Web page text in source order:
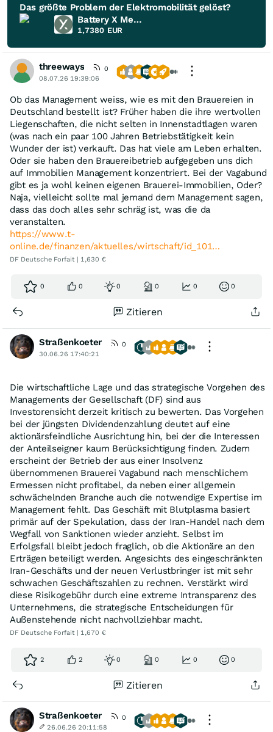
Das größte Problem der Elektromobilität gelöst?
Battery X Metals
1,7380 EUR
threeways
0
08.07.26 19:39:06
Ob das Management weiss, wie es mit den Brauereien in
Deutschland bestellt ist? Früher haben die ihre wertvollen
Liegenschaften, die nicht selten in Innenstadtlagen waren
(was nach ein paar 100 Jahren Betriebstätigkeit kein
Wunder der ist) verkauft. Das hat viele am Leben erhalten.
Oder sie haben den Brauereibetrieb aufgegeben uns dich
auf Immobilien Management konzentriert. Bei der Vagabund
gibt es ja wohl keinen eigenen Brauerei-Immobilien, Oder?
Naja, vielleicht sollte mal jemand dem Management sagen,
dass das doch alles sehr schräg ist, was die da
veranstalten.
https://www.t-
online.de/finanzen/aktuelles/wirtschaft/id_101…
DF Deutsche Forfait | 1,630 €
0 0 0 0 0 0
Zitieren
Straßenkoeter
0
30.06.26 17:40:21
Die wirtschaftliche Lage und das strategische Vorgehen des
Managements der Gesellschaft (DF) sind aus
Investorensicht derzeit kritisch zu bewerten. Das Vorgehen
bei der jüngsten Dividendenzahlung deutet auf eine
aktionärsfeindliche Ausrichtung hin, bei der die Interessen
der Anteilseigner kaum Berücksichtigung finden. Zudem
erscheint der Betrieb der aus einer Insolvenz
übernommenen Brauerei Vagabund nach menschlichem
Ermessen nicht profitabel, da neben einer allgemein
schwächelnden Branche auch die notwendige Expertise im
Management fehlt. Das Geschäft mit Blutplasma basiert
primär auf der Spekulation, dass der Iran-Handel nach dem
Wegfall von Sanktionen wieder anzieht. Selbst im
Erfolgsfall bleibt jedoch fraglich, ob die Aktionäre an den
Erträgen beteiligt werden. Angesichts des eingeschränkten
Iran-Geschäfts und der neuen Verlustbringer ist mit sehr
schwachen Geschäftszahlen zu rechnen. Verstärkt wird
diese Risikogebühr durch eine extreme Intransparenz des
Unternehmens, die strategische Entscheidungen für
Außenstehende nicht nachvollziehbar macht.
DF Deutsche Forfait | 1,670 €
2 2 0 0 0 0
Zitieren
Straßenkoeter
0
26.06.26 20:11:58